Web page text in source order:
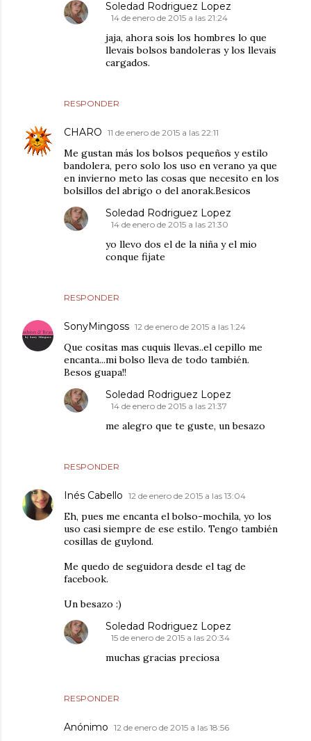
RESPONDER
Soledad Rodriguez Lopez
14 de enero de 2015 a las 21:24
jaja, ahora sois los hombres lo que
llevais bolsos bandoleras y los llevais
cargados.
CHARO 11 de enero de 2015 a las 22:11
Me gustan más los bolsos pequeños y estilo
bandolera, pero solo los uso en verano ya que
en invierno meto las cosas que necesito en los
bolsillos del abrigo o del anorak.Besicos
RESPONDER
Soledad Rodriguez Lopez
14 de enero de 2015 a las 21:30
yo llevo dos el de la niña y el mio
conque fijate
SonyMingoss 12 de enero de 2015 a las 1:24
Que cositas mas cuquis llevas..el cepillo me
encanta...mi bolso lleva de todo también.
Besos guapa!!
RESPONDER
Soledad Rodriguez Lopez
14 de enero de 2015 a las 21:37
me alegro que te guste, un besazo
Inés Cabello 12 de enero de 2015 a las 13:04
Eh, pues me encanta el bolso-mochila, yo los
uso casi siempre de ese estilo. Tengo también
cosillas de guylond.
Me quedo de seguidora desde el tag de
facebook.
Un besazo :)
RESPONDER
Soledad Rodriguez Lopez
15 de enero de 2015 a las 20:34
muchas gracias preciosa
Anónimo 12 de enero de 2015 a las 18:56